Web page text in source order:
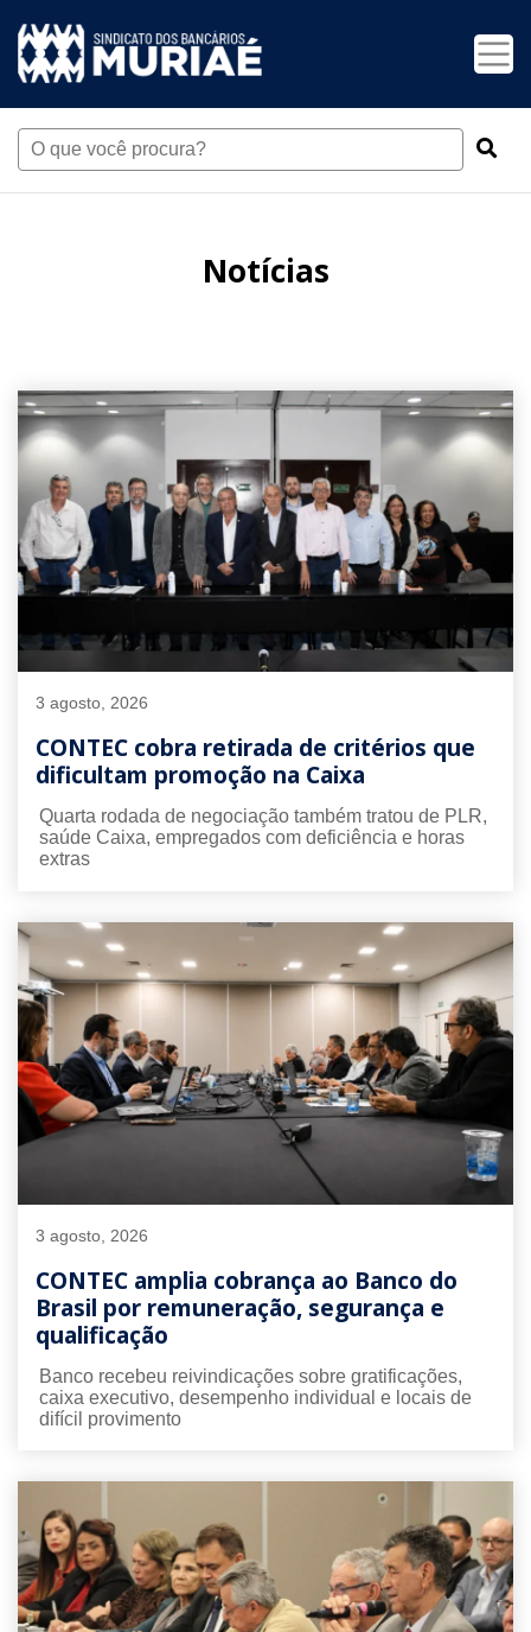
Notícias
3 agosto, 2026
CONTEC cobra retirada de critérios que
dificultam promoção na Caixa
Quarta rodada de negociação também tratou de PLR,
saúde Caixa, empregados com deficiência e horas
extras
3 agosto, 2026
CONTEC amplia cobrança ao Banco do
Brasil por remuneração, segurança e
qualificação
Banco recebeu reivindicações sobre gratificações,
caixa executivo, desempenho individual e locais de
difícil provimento